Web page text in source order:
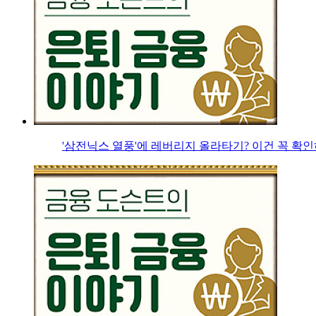
'삼전닉스 열풍'에 레버리지 올라타기? 이건 꼭 확